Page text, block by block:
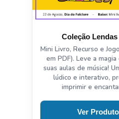
Coleção
Mini Livro, Recurso e
em PDF). Leve a
suas aulas de música!
lúdico e interativo,
imprimir e
Ver